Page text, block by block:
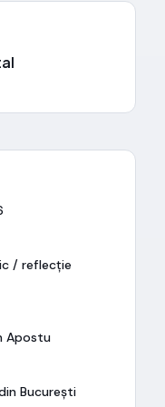
/ reflecție
Apostu
București